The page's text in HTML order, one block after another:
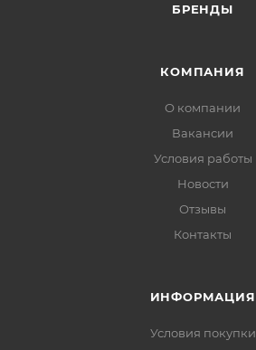
БРЕНДЫ
КОМПАНИЯ
О компании
Вакансии
Условия работы
Новости
Отзывы
Контакты
ИНФОРМАЦИЯ
Условия покупки